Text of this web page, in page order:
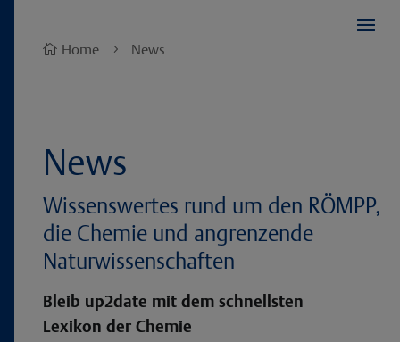
 Home 5 News
News
Wissenswertes rund um den RÖMPP,
die Chemie und angrenzende
Naturwissenschaften
Bleib up2date mit dem schnellsten
Lexikon der Chemie